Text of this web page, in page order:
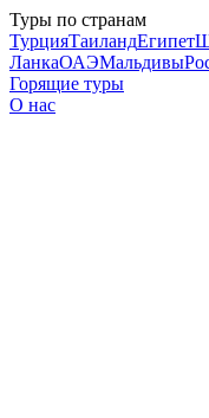
Туры по странам
ТурцияТаиландЕгипет
ЛанкаОАЭМальдивы
Горящие туры
О нас